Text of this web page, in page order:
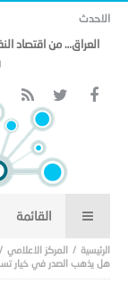
الاحدث
العراق… من اقتصاد
المركز الاعلامي
هل يذهب الصدر في خيار